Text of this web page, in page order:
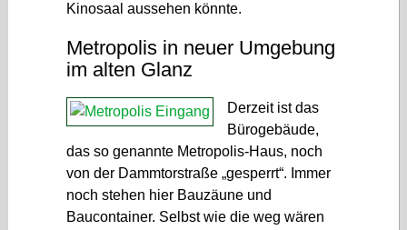
Kinosaal aussehen könnte.
Metropolis in neuer Umgebung
im alten Glanz
Derzeit ist das
Bürogebäude,
das so genannte Metropolis-Haus, noch
von der Dammtorstraße „gesperrt“. Immer
noch stehen hier Bauzäune und
Baucontainer. Selbst wie die weg wären